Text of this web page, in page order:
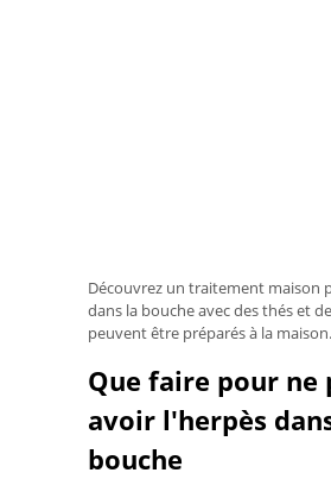
Découvrez un traitement maison
dans la bouche avec des thés et
peuvent être préparés à la maison.
Que faire pour ne
avoir l'herpès
bouche